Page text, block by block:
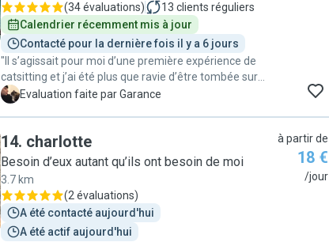
(34 évaluations) 13 clients réguliers
Calendrier récemment mis à jour
Contacté pour la dernière fois il y a 6 jours
"Il s’agissait pour moi d’une première expérience de
catsitting et j’ai été plus que ravie d’être tombée sur
Anne-Mei! J’ai reçu chaque jour un petit texte pour me
aimé pouvoir suivre le petit feuilleton de la vie de mon
chat à distance, plus que je ne l’aurais pensé!
Consciencieuse, responsable et affectueuse envers les
animaux, Anne-Mei est la cat sitter parfaite: vous
pouvez lui faire confiance les yeux fermés. Elle a
également été super réactive lorsque mon chat a
rencontré un problème de tiques, elle l’a directement
G Evaluation faite par Garance
14. charlotte
Besoin d’eux autant qu’ils ont besoin de moi
3.7 km
(2 évaluations)
A été contacté aujourd'hui
A été actif aujourd'hui
à partir de
18 €
/jour